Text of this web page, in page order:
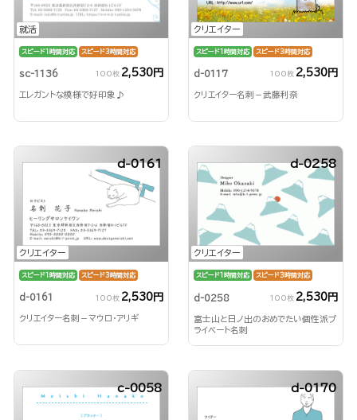
就活
スピード1時間対応 スピード3時間対応
sc-1136 100枚 2,530円
エレガントな模様で好印象♪
クリエイター
スピード1時間対応 スピード3時間対応
d-0117 100枚 2,530円
クリエイター名刺－武藤利奈
クリエイター
d-0161
スピード1時間対応 スピード3時間対応
d-0161 100枚 2,530円
クリエイター名刺－マウロ・アリギ
クリエイター
d-0258
スピード1時間対応 スピード3時間対応
d-0258 100枚 2,530円
富士山と日ノ出のおめでたい個性派プ
ライベート名刺
c-0058 d-0170